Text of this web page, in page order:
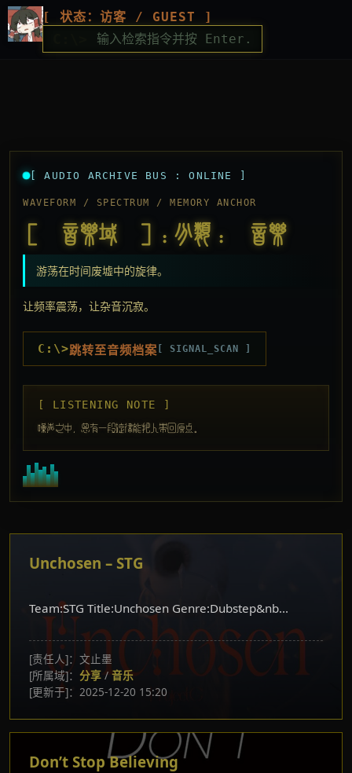
[ 状态：访客 / GUEST ]
[ AUDIO ARCHIVE BUS : ONLINE ]
WAVEFORM / SPECTRUM / MEMORY ANCHOR
[ 音乐域 ]：分类： 音乐
游荡在时间废墟中的旋律。
让频率震荡，让杂音沉寂。
C:\>跳转至音频档案 [ SIGNAL_SCAN ]
[ LISTENING NOTE ]
噪声之中，总有一段旋律能把人带回原点。
Unchosen – STG
Team:STG Title:Unchosen Genre:Dubstep&nb...
[责任人]：文止墨
[所属域]： 分享 /音乐
[更新于]：2025-12-20 15:20
Don’t Stop Believing